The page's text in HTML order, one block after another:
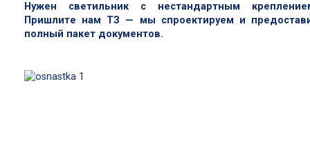
Нужен светильник с нестандартным
Пришлите нам ТЗ — мы спроектируем и
полный пакет документов.